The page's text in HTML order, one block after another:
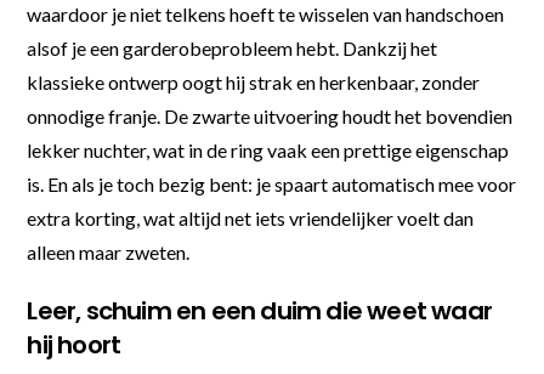
waardoor je niet telkens hoeft te wisselen van handschoen
alsof je een garderobeprobleem hebt. Dankzij het
klassieke ontwerp oogt hij strak en herkenbaar, zonder
onnodige franje. De zwarte uitvoering houdt het bovendien
lekker nuchter, wat in de ring vaak een prettige eigenschap
is. En als je toch bezig bent: je spaart automatisch mee voor
extra korting, wat altijd net iets vriendelijker voelt dan
alleen maar zweten.
Leer, schuim en een duim die weet waar
hij hoort